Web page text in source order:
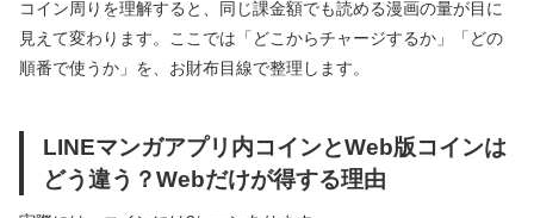
コイン周りを理解すると、同じ課金額でも読める漫画の量が目に
見えて変わります。ここでは「どこからチャージするか」「どの
順番で使うか」を、お財布目線で整理します。
LINEマンガアプリ内コインとWeb版コインは
どう違う？Webだけが得する理由